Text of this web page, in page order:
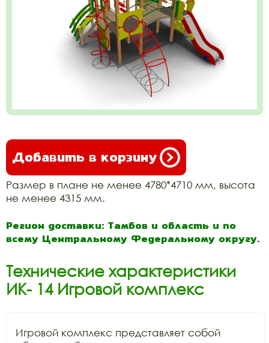
Добавить в корзину
Размер в плане не менее 4780*4710 мм, высота
не менее 4315 мм.
Регион доставки: Тамбов и область и по
всему Центральному Федеральному округу.
Технические характеристики
ИК- 14 Игровой комплекс
Игровой комплекс представляет собой